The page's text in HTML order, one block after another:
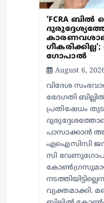
‘FCRA
ഗോപാൽ
August 6,
വിദേശ
ഭേദഗതി
പ്രതിഷേധം
പാസാക്കാൻ
എഐസിസി
സി
വ്യക്തമാക്കി.